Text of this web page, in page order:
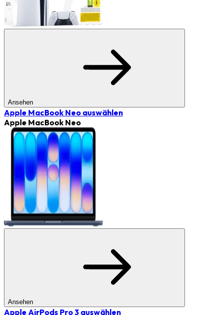
Ansehen
Apple MacBook Neo auswählen
Apple MacBook Neo
Ansehen
Apple AirPods Pro 3 auswählen